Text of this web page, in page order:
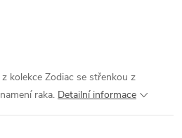
z kolekce Zodiac se střenkou z
raka. Detailní informace